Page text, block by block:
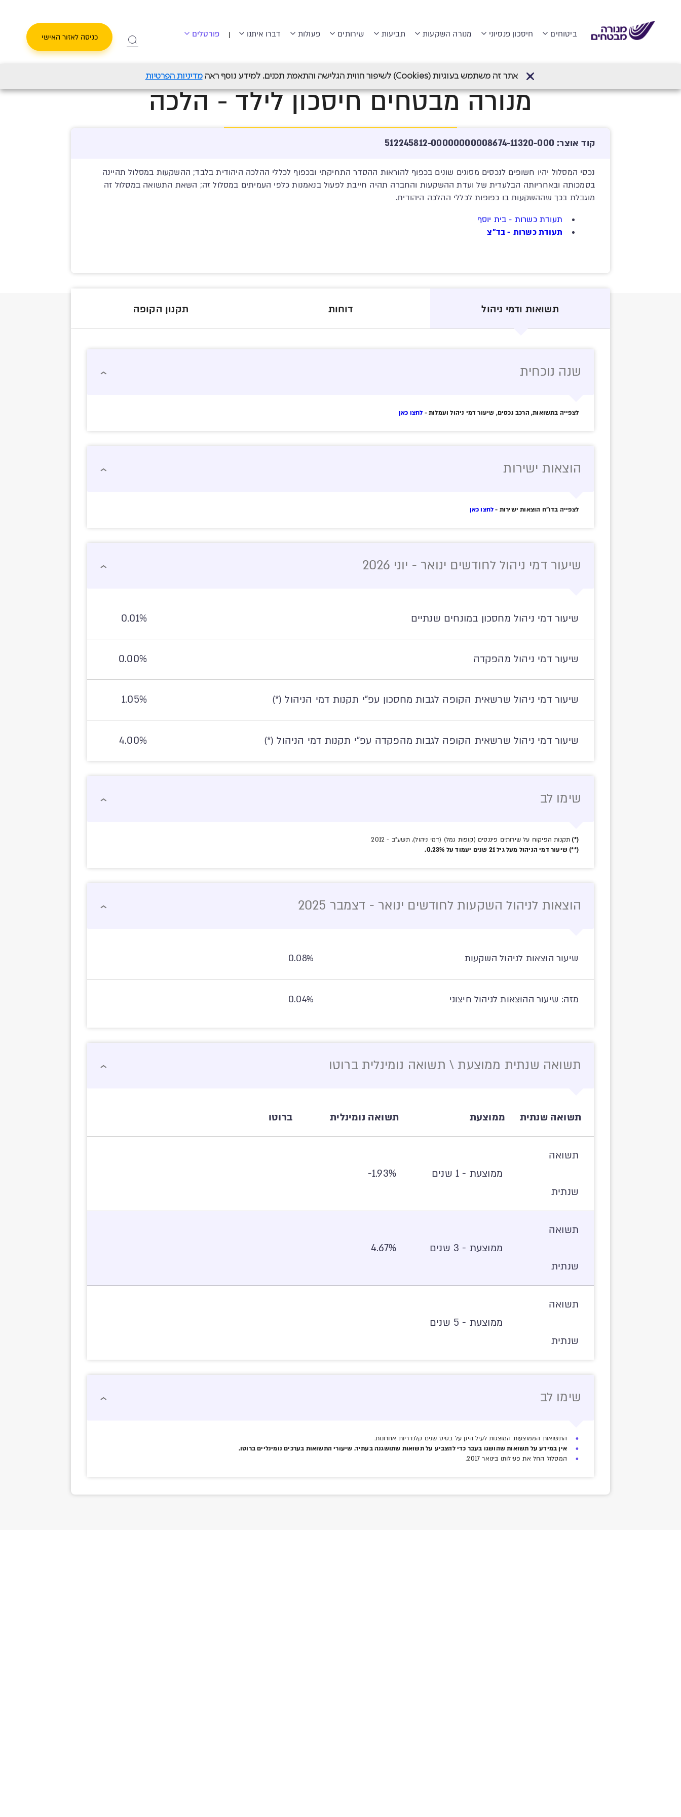
ביטוחים חיסכון פנסיוני מנורה השקעות תביעות שירותים פעולות דברו איתנו | פורטלים כניסה לאזור האישי
אתר זה משתמש בעוגיות (Cookies) לשיפור חווית הגלישה והתאמת תכנים. למידע נוסף ראה מדיניות הפרטיות תוכניות חיסכון והשקעה > קופת חיסכון לכל ילד (גמל) > חיסכון לכל ילד מסלולים > מנורה מבטחים חיסכון לילד - הלכה
מנורה מבטחים חיסכון לילד - הלכה
קוד אוצר: 512245812-00000000008674-11320-000
נכסי המסלול יהיו חשופים לנכסים מסוגים שונים בכפוף להוראות ההסדר התחיקתי ובכפוף לכללי ההלכה היהודית בלבד; ההשקעות במסלול תהיינה
בסמכותה ובאחריותה הבלעדית של ועדת ההשקעות והחברה תהיה חייבת לפעול בנאמנות כלפי העמיתים במסלול זה; השאת התשואה במסלול זה
מוגבלת בכך שההשקעות בו כפופות לכללי ההלכה היהודית.
תעודת כשרות - בית יוסף
תעודת כשרות - בד"צ
תשואות ודמי ניהול דוחות תקנון הקופה
שנה נוכחית
לצפייה בתשואות, הרכב נכסים, שיעור דמי ניהול ועמלות - לחצו כאן
הוצאות ישירות
לצפייה בדו"ח הוצאות ישירות -לחצו כאן
שיעור דמי ניהול לחודשים ינואר - יוני 2026
שיעור דמי ניהול מחסכון במונחים שנתיים 0.01%
שיעור דמי ניהול מהפקדה 0.00%
שיעור דמי ניהול שרשאית הקופה לגבות מחסכון עפ"י תקנות דמי הניהול (*) 1.05%
שיעור דמי ניהול שרשאית הקופה לגבות מהפקדה עפ"י תקנות דמי הניהול (*) 4.00%
שימו לב
(*) תקנות הפיקוח על שירותים פיננסים (קופות גמל) (דמי ניהול), תשע"ב - 2012
(**) שיעור דמי הניהול מעל גיל 21 שנים יעמוד על 0.23%.
הוצאות לניהול השקעות לחודשים ינואר - דצמבר 2025
שיעור הוצאות לניהול השקעות 0.08%
מזה: שיעור ההוצאות לניהול חיצוני 0.04%
תשואה שנתית ממוצעת \ תשואה נומינלית ברוטו
תשואה שנתית ממוצעת תשואה נומינלית ברוטו
תשואה
שנתית
ממוצעת - 1 שנים 1.93%-
תשואה
שנתית
ממוצעת - 3 שנים 4.67%
תשואה
שנתית
ממוצעת - 5 שנים
שימו לב
התשואות הממוצעות המוצגות לעיל הינן על בסיס שנים קלנדריות אחרונות.
אין במידע על תשואות שהושגו בעבר כדי להצביע על תשואות שתושגנה בעתיד. שיעורי התשואות בערכים נומינליים ברוטו.
המסלול החל את פעילותו בינואר 2017.